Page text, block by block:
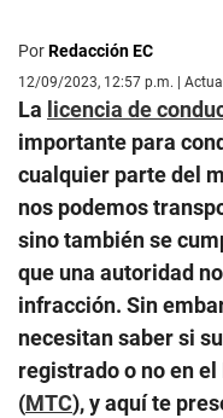
PorRedacción EC
12/09/2023, 12:57 p.m. |
La licencia de
importante para
cualquier parte del
nos podemos
sino también se
que una autoridad
infracción. Sin
necesitan saber si
registrado o no en
(MTC), y aquí te